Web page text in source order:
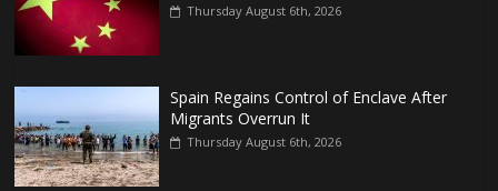
Thursday August 6th, 2026
Spain Regains Control of Enclave After
Migrants Overrun It
Thursday August 6th, 2026